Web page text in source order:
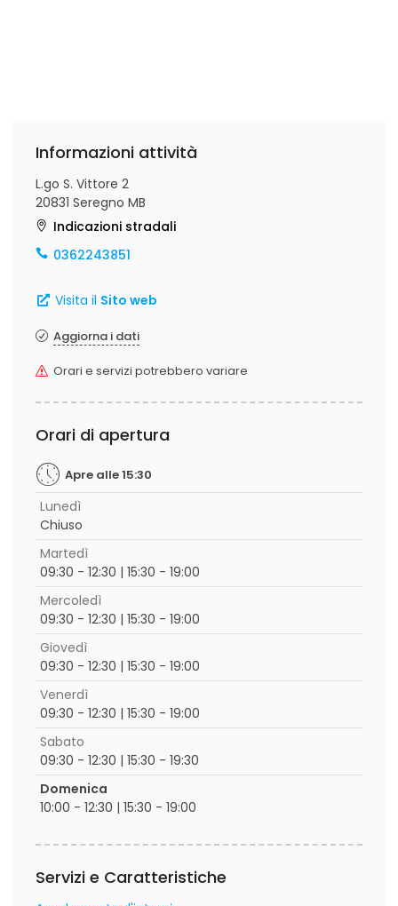
Informazioni attività
L.go S. Vittore 2
20831 Seregno MB
Indicazioni stradali
0362243851
Visita il Sito web
Aggiorna i dati
Orari e servizi potrebbero variare
Orari di apertura
Apre alle 15:30
Lunedì
Chiuso
Martedì
09:30 - 12:30 | 15:30 - 19:00
Mercoledì
09:30 - 12:30 | 15:30 - 19:00
Giovedì
09:30 - 12:30 | 15:30 - 19:00
Venerdì
09:30 - 12:30 | 15:30 - 19:00
Sabato
09:30 - 12:30 | 15:30 - 19:30
Domenica
10:00 - 12:30 | 15:30 - 19:00
Servizi e Caratteristiche